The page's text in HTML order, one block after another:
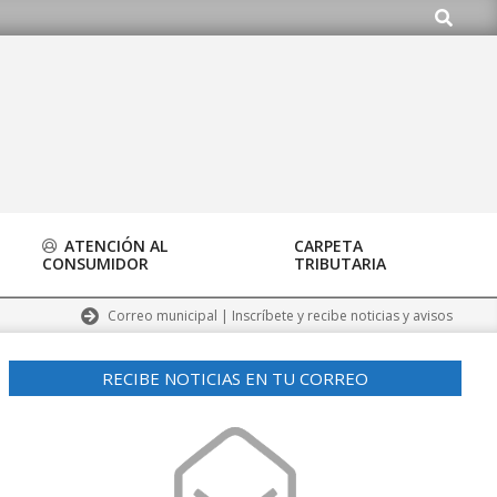
Buscar
ATENCIÓN AL
CONSUMIDOR
CARPETA
TRIBUTARIA
Correo municipal | Inscríbete y recibe noticias y avisos
RECIBE NOTICIAS EN TU CORREO